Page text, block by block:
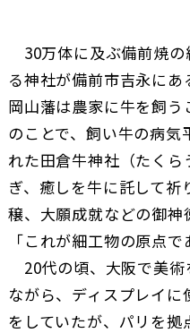
30万体に及ぶ備前焼の
る神社が備前市吉永にあ
岡山藩は農家に牛を飼
のことで、飼い牛の病気
れた田倉牛神社（たく
ぎ、癒しを牛に託して
穣、大願成就などの御
「これが細工物の原点で
20代の頃、大阪で美術
ながら、ディスプレイ
をしていたが、パリを